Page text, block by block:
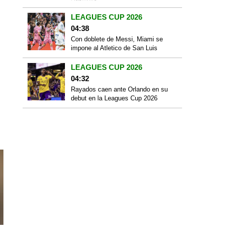
LEAGUES CUP 2026
04:38
Con doblete de Messi, Miami se
impone al Atletico de San Luis
LEAGUES CUP 2026
04:32
Rayados caen ante Orlando en su
debut en la Leagues Cup 2026